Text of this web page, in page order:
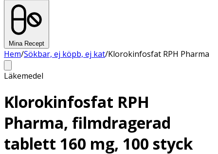
Mina Recept
Hem/Sökbar, ej köpb, ej kat/Klorokinfosfat RPH Pharma
Läkemedel
Klorokinfosfat RPH
Pharma, filmdragerad
tablett 160 mg, 100 styck